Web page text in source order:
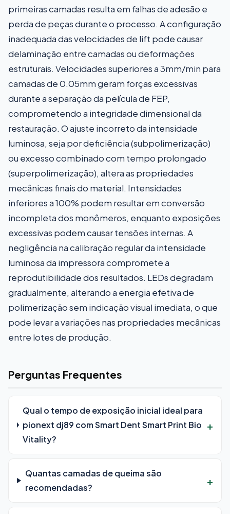
primeiras camadas resulta em falhas de adesão e
perda de peças durante o processo. A configuração
inadequada das velocidades de lift pode causar
delaminação entre camadas ou deformações
estruturais. Velocidades superiores a 3mm/min para
camadas de 0.05mm geram forças excessivas
durante a separação da película de FEP,
comprometendo a integridade dimensional da
restauração. O ajuste incorreto da intensidade
luminosa, seja por deficiência (subpolimerização)
ou excesso combinado com tempo prolongado
(superpolimerização), altera as propriedades
mecânicas finais do material. Intensidades
inferiores a 100% podem resultar em conversão
incompleta dos monômeros, enquanto exposições
excessivas podem causar tensões internas. A
negligência na calibração regular da intensidade
luminosa da impressora compromete a
reprodutibilidade dos resultados. LEDs degradam
gradualmente, alterando a energia efetiva de
polimerização sem indicação visual imediata, o que
pode levar a variações nas propriedades mecânicas
entre lotes de produção.
Perguntas Frequentes
Qual o tempo de exposição inicial ideal para
pionext dj89 com Smart Dent Smart Print Bio
Vitality?
Quantas camadas de queima são
recomendadas?